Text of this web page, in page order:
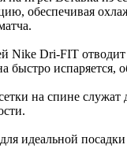
обеспечивая
Nike Dri-FIT отводит
быстро испаряется,
на спине служат
идеальной посадки